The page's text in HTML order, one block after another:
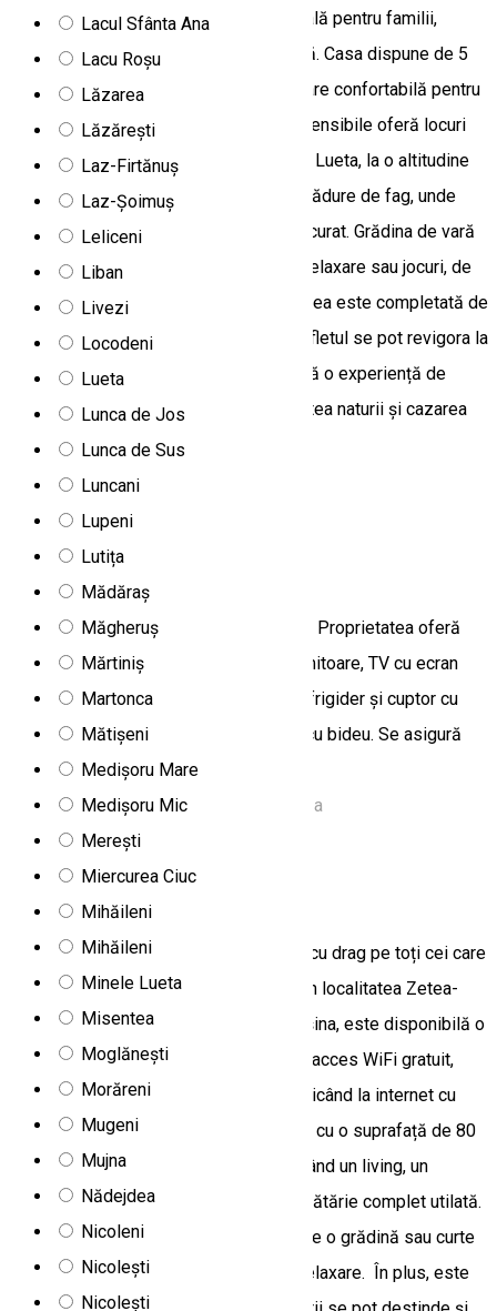
Lacul Sfânta Ana
Lacu Roșu
Lăzarea
Lăzărești
Laz-Firtănuș
Laz-Șoimuș
Leliceni
Liban
Livezi
Locodeni
Lueta
Lunca de Jos
Lunca de Sus
Luncani
Lupeni
Lutița
Mădăraș
Măgheruș
Mărtiniș
Martonca
Mătișeni
Medișoru Mare
Medișoru Mic
Merești
Miercurea Ciuc
Mihăileni
Mihăileni
Minele Lueta
Misentea
Moglănești
Morăreni
Mugeni
Mujna
Nădejdea
Nicoleni
Nicolești
Nicolești
Apartamentul Vágás este alegerea ideală pentru familii,
grupuri de prieteni sau iubitori de natură. Casa dispune de 5
camere spațioase și 2 băi, oferind cazare confortabilă pentru
până la 12 persoane, iar 2 canapele extensibile oferă locuri
suplimentare de dormit. Casa se află în Lueta, la o altitudine
de 735 metri, pe un deal înconjurat de pădure de fag, unde
oaspeții se pot bucura de liniște și aer curat. Grădina de vară
și curtea spațioasă sunt ideale pentru relaxare sau jocuri, de
exemplu la masa de ping-pong. Relaxarea este completată de
o cadă cu apă sărată, unde corpul și sufletul se pot revigora la
sfârșitul zilei. Apartamentul Vágás oferă o experiență de
neuitat prin combinația dintre proximitatea naturii și cazarea
confortabilă și bine echipată.
DC29, Romania
Apartament
Apartament Fodor
Apartament Fodor este situat în Toplița. Proprietatea oferă
vedere la oraș. Apartamentul are 2 dormitoare, TV cu ecran
plat cu canale prin satelit, bucătărie cu frigider și cuptor cu
microunde, mașină de spălat și 1 baie cu bideu. Se asigură
prosoape și lenjerie de pat.
Strada Gării, Toplița 535700, Romania
Apartament
Apartament Gergely Attila
Apartamentul Gergely Attila îi așteaptă cu drag pe toți cei care
caută o cazare plăcută și confortabilă în localitatea Zetea-
Izvoare. Pentru cei care sosesc cu mașina, este disponibilă o
parcare gratuită, iar în camere se oferă acces WiFi gratuit,
astfel încât vizitatorii se pot conecta oricând la internet cu
propriile dispozitive. Unitatea de cazre, cu o suprafață de 80
m², este spațioasă și bine echipată, având un living, un
dormitor, o baie, un WC separat și o bucătărie complet utilată.
De asemenea, oaspeții se pot bucura de o grădină sau curte
privată, oferind un spațiu ideal pentru relaxare. În plus, este